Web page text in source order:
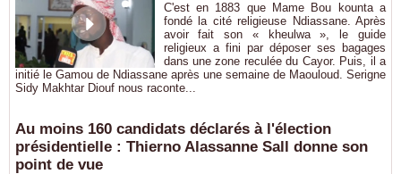
C'est en 1883 que Mame Bou kounta a
fondé la cité religieuse Ndiassane. Après
avoir fait son « kheulwa », le guide
religieux a fini par déposer ses bagages
dans une zone reculée du Cayor. Puis, il a
initié le Gamou de Ndiassane après une semaine de Maouloud. Serigne
Sidy Makhtar Diouf nous raconte...
Au moins 160 candidats déclarés à l'élection
présidentielle : Thierno Alassanne Sall donne son
point de vue